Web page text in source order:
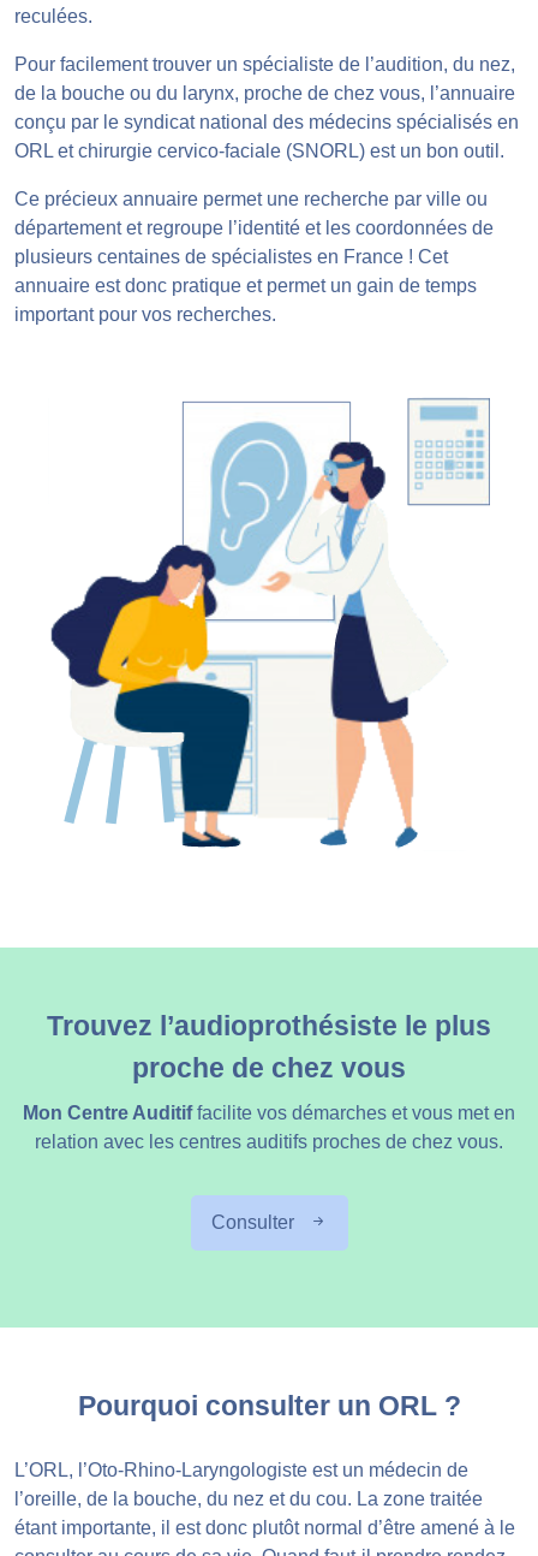
reculées.
Pour facilement trouver un spécialiste de l’audition, du nez,
de la bouche ou du larynx, proche de chez vous, l’annuaire
conçu par le syndicat national des médecins spécialisés en
ORL et chirurgie cervico-faciale (SNORL) est un bon outil.
Ce précieux annuaire permet une recherche par ville ou
département et regroupe l’identité et les coordonnées de
plusieurs centaines de spécialistes en France ! Cet
annuaire est donc pratique et permet un gain de temps
important pour vos recherches.
Trouvez l’audioprothésiste le plus
proche de chez vous
Mon Centre Auditiffacilite vos démarches et vous met en
relation avec les centres auditifs proches de chez vous.
Consulter
Pourquoi consulter un ORL ?
L’ORL, l’Oto-Rhino-Laryngologiste est un médecin de
l’oreille, de la bouche, du nez et du cou. La zone traitée
étant importante, il est donc plutôt normal d’être amené à le